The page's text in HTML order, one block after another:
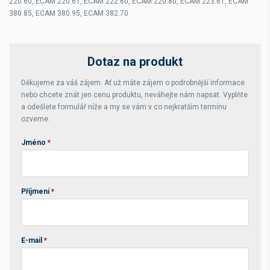
380.85, ECAM 380.95, ECAM 382.70
Dotaz na produkt
Děkujeme za váš zájem. Ať už máte zájem o podrobnější informace
nebo chcete znát jen cenu produktu, neváhejte nám napsat. Vyplňte
a odešlete formulář níže a my se vám v co nejkratším termínu
ozveme.
Jméno *
Příjmení *
E-mail *